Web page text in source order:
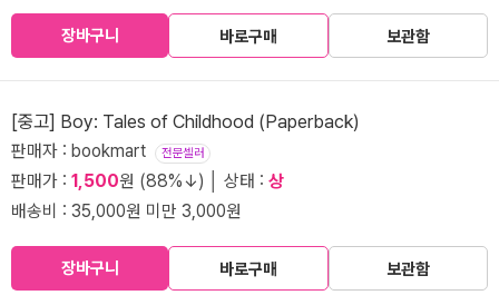
장바구니 바로구매 보관함
[중고] Boy: Tales of Childhood (Paperback)
판매자 : bookmart 전문셀러
판매가 : 1,500원 (88%↓) │ 상태 : 상
배송비 : 35,000원 미만 3,000원
장바구니 바로구매 보관함